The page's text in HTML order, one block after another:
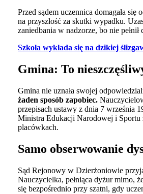
Przed sądem uczennica domagała
na przyszłość za skutki wypadku.
zaniedbania w nadzorze, bo nie
Szkoła wykłada się na dzikiej
Gmina: To
Gmina nie uznała swojej
żaden sposób zapobiec.
przepisach ustawy z dnia 7 września
Ministra Edukacji Narodowej i Sportu
placówkach.
Samo obserwowanie
Sąd Rejonowy w Dzierżoniowie
Nauczycielka, pełniąca dyżur mimo,
się bezpośrednio przy szatni, gdy